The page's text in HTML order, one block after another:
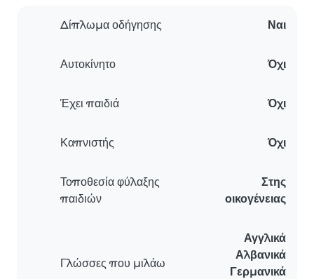
Δίπλωμα οδήγησης Ναι
Αυτοκίνητο Όχι
Έχει παιδιά Όχι
Καπνιστής Όχι
Τοποθεσία φύλαξης
παιδιών
Στης
οικογένειας
Γλώσσες που μιλάω
Αγγλικά
Αλβανικά
Γερμανικά